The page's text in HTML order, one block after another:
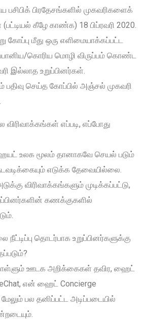
பசிபிக் பிரதேசங்களில் முகவரிகளைக்
கீழே காண்க) 18 பிப்ரவரி 2020.
கோப்பு மீது ஒரு எளிமையாக்கப்பட்ட
கொரிய மொழி விருப்பம் கொண்ட
இல்லாத உறுப்பினர்கள்.
பதிவு செய்த கோப்பில் அஞ்சல் முகவரி
விரிவாக்கங்கள் எப்படி, எப்போது
உலக மூலம் தானாகவே செயல் படும்
எடுக்க தேவையில்லை.
விரிவாக்கங்களும் முடிக்கப்பட்டு,
கணக்குகளில்
நீட்டிப்பு தொடர்பாக உறுப்பினர்களுக்கு
ஊடக அறிக்கைகள் தவிர, ஹைட்
என் ஹைட் Concierge
பல தனிப்பட்ட அடிப்படையில்